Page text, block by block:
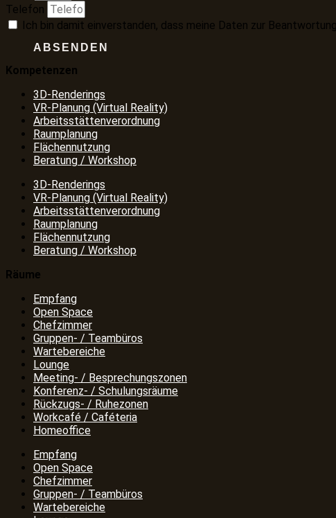
Telefon
Ich bin damit einverstanden, dass meine Daten zur
ABSENDEN
Kompetenzen
3D-Renderings
VR-Planung (Virtual Reality)
Arbeitsstättenverordnung
Raumplanung
Flächennutzung
Beratung / Workshop
3D-Renderings
VR-Planung (Virtual Reality)
Arbeitsstättenverordnung
Raumplanung
Flächennutzung
Beratung / Workshop
Räume
Empfang
Open Space
Chefzimmer
Gruppen- / Teambüros
Wartebereiche
Lounge
Meeting- / Besprechungszonen
Konferenz- / Schulungsräume
Rückzugs- / Ruhezonen
Workcafé / Caféteria
Homeoffice
Empfang
Open Space
Chefzimmer
Gruppen- / Teambüros
Wartebereiche